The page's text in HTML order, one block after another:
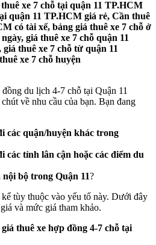
xe 7 chỗ tại quận 11 TP.HCM
quận 11 TP.HCM giá rẻ, Cần thuê
có tài xế, bảng giá thuê xe 7 chỗ ở
giá thuê xe 7 chỗ quận 11
thuê xe 7 chỗ từ quận 11
xe 7 chỗ huyện
du lịch 4-7 chỗ tại Quận 11
về nhu cầu của bạn. Bạn đang
các quận/huyện khác trong
các tỉnh lân cận hoặc các điểm du
nội bộ trong Quận 11?
tùy thuộc vào yếu tố này. Dưới đây
và mức giá tham khảo.
thuê xe hợp đồng 4-7 chỗ tại